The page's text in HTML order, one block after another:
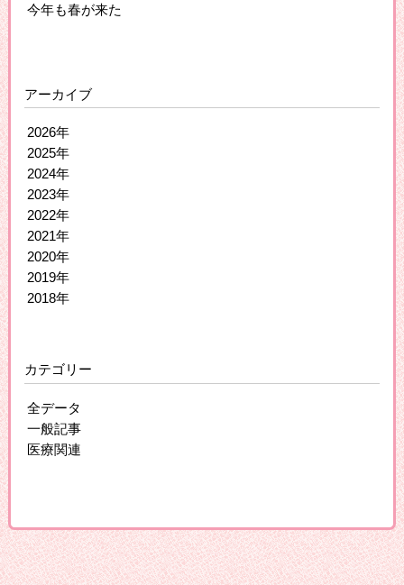
今年も春が来た
アーカイブ
2026年
2025年
2024年
2023年
2022年
2021年
2020年
2019年
2018年
カテゴリー
全データ
一般記事
医療関連